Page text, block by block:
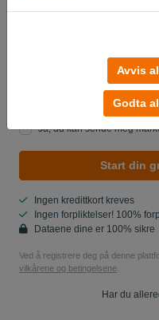
Avvis
Godta
Ja, du kan sende meg
Ja, du kan sende meg
Start din
Ingen kredittkort kreves
Ingen forpliktelser! 100%
Dataene dine er 100% sikre
Ved å registrere deg på denne
vilkårene og betingelsene
Har du